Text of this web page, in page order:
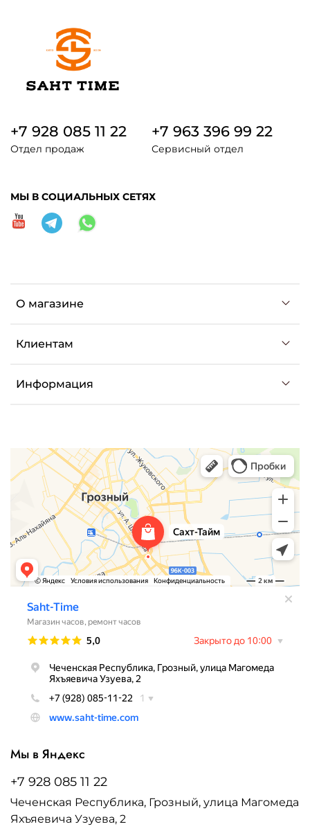
О магазине
Клиентам
Информация
+7 928 085 11 22
Отдел продаж
+7 963 396 99 22
Сервисный отдел
МЫ В СОЦИАЛЬНЫХ СЕТЯХ
Мы в Яндекс
+7 928 085 11 22
Чеченская Республика, Грозный, улица Магомеда
Яхъяевича Узуева, 2